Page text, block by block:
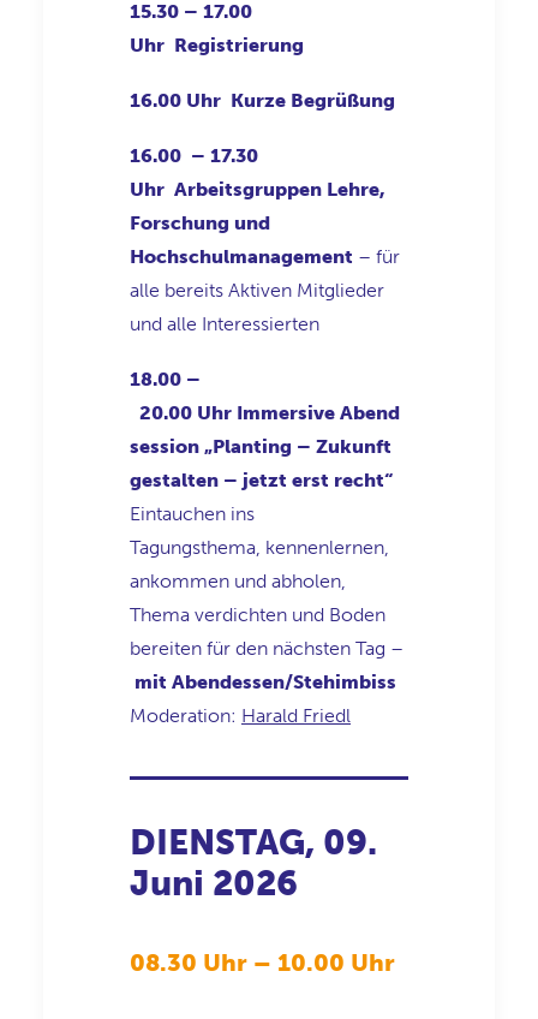
15.30 – 17.00
Uhr Registrierung
16.00 Uhr Kurze Begrüßung
16.00 – 17.30
Uhr Arbeitsgruppen Lehre,
Forschung und
Hochschulmanagement – für
alle bereits Aktiven Mitglieder
und alle Interessierten
18.00 –
20.00 Uhr Immersive Abend
session „Planting – Zukunft
gestalten – jetzt erst recht“
Eintauchen ins
Tagungsthema, kennenlernen,
ankommen und abholen,
Thema verdichten und Boden
bereiten für den nächsten Tag –
mit Abendessen/Stehimbiss
Moderation: Harald Friedl
DIENSTAG, 09.
Juni 2026
08.30 Uhr – 10.00 Uhr